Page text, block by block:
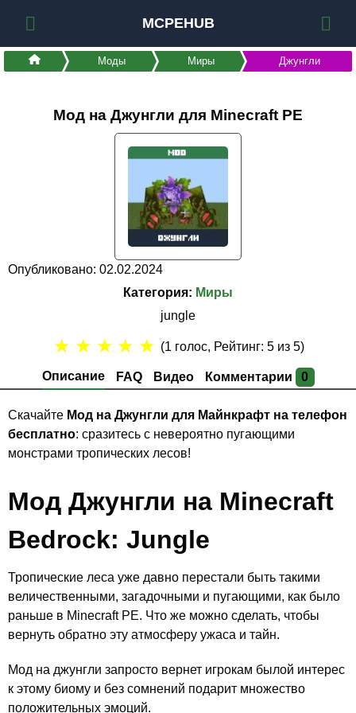
MCPEHUB
Моды Миры Джунгли
Мод на Джунгли для Minecraft PE
Опубликовано: 02.02.2024
Категория: Миры
jungle
Описание FAQ Видео Комментарии 0
★ ★ ★ ★ ★ (1 голос, Рейтинг:5 из 5)
Скачайте Мод на Джунгли для Майнкрафт на телефон
бесплатно: сразитесь с невероятно пугающими
монстрами тропических лесов!
Мод Джунгли на Minecraft
Bedrock: Jungle
Тропические леса уже давно перестали быть такими
величественными, загадочными и пугающими, как было
раньше в Minecraft PE. Что же можно сделать, чтобы
вернуть обратно эту атмосферу ужаса и тайн.
Мод на джунгли запросто вернет игрокам былой интерес
к этому биому и без сомнений подарит множество
положительных эмоций.